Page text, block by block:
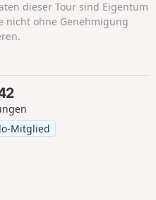
dieser Tour sind Eigentum
nicht ohne Genehmigung
Mitglied